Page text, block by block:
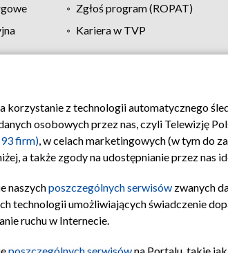
Zgłoś program (ROPAT)
Kariera w TVP
prywatności Moje zgody Pomoc
z technologii automatycznego
osobowych przez nas, czyli Telewizję
firm), w celach marketingowych (w tym do
a także zgody na udostępnianie przez nas
naszychposzczególnych serwisów zwanych
umożliwiających świadczenie
ruchu w Internecie.